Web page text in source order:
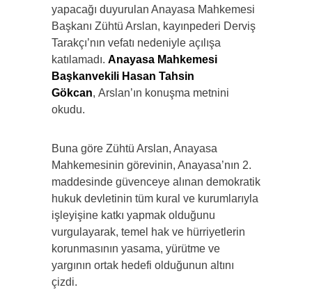
yapacağı duyurulan Anayasa Mahkemesi
Başkanı Zühtü Arslan, kayınpederi Derviş
Tarakçı’nın vefatı nedeniyle açılışa
katılamadı. Anayasa Mahkemesi
Başkanvekili Hasan Tahsin
Gökcan, Arslan’ın konuşma metnini
okudu.
Buna göre Zühtü Arslan, Anayasa
Mahkemesinin görevinin, Anayasa’nın 2.
maddesinde güvenceye alınan demokratik
hukuk devletinin tüm kural ve kurumlarıyla
işleyişine katkı yapmak olduğunu
vurgulayarak, temel hak ve hürriyetlerin
korunmasının yasama, yürütme ve
yargının ortak hedefi olduğunun altını
çizdi.